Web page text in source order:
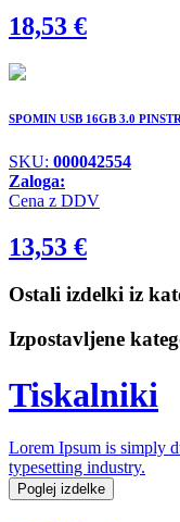
18,53 €
SPOMIN USB 16GB 3.0
SKU: 000042554
Zaloga:
Cena z DDV
13,53 €
Ostali izdelki iz
Izpostavljene
Tiskalniki
Lorem Ipsum is simply
typesetting industry.
Poglej izdelke